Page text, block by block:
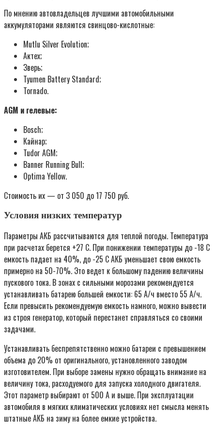
По мнению автовладельцев лучшими автомобильными
аккумуляторами являются свинцово-кислотные:
Mutlu Silver Evolution;
Актех;
Зверь;
Tyumen Battery Standard;
Tornado.
AGM и гелевые:
Bosch;
Кайнар;
Tudor AGM;
Banner Running Bull;
Optima Yellow.
Стоимость их — от 3 050 до 17 750 руб.
Условия низких температур
Параметры АКБ рассчитываются для теплой погоды. Температура
при расчетах берется +27 С. При понижении температуры до -18 С
емкость падает на 40%, до -25 С АКБ уменьшает свою емкость
примерно на 50-70%. Это ведет к большому падению величины
пускового тока. В зонах с сильными морозами рекомендуется
устанавливать батарею большей емкости: 65 А/ч вместо 55 А/ч.
Если превысить рекомендуемую емкость намного, можно вывести
из строя генератор, который перестанет справляться со своими
задачами.
Устанавливать беспрепятственно можно батареи с превышением
объема до 20% от оригинального, установленного заводом
изготовителем. При выборе замены нужно обращать внимание на
величину тока, расходуемого для запуска холодного двигателя.
Этот параметр выбирают от 500 А и выше. При эксплуатации
автомобиля в мягких климатических условиях нет смысла менять
штатные АКБ на зиму на более емкие устройства.